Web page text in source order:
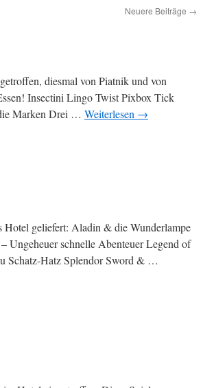
Neuere Beiträge →
diesmal von Piatnik und von
Insectini Lingo Twist Pixbox Tick
Marken Drei … Weiterlesen →
Hotel geliefert: Aladin & die Wunderlampe
Ungeheuer schnelle Abenteuer Legend of
Schatz-Hatz Splendor Sword & …